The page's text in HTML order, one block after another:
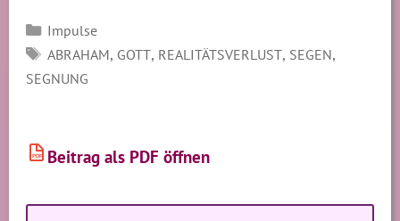
Kategorien
Impulse
SCHLAGWÖRTER
ABRAHAM, GOTT, REALITÄTSVERLUST, SEGEN,
SEGNUNG
PDF Beitrag als PDF öffnen